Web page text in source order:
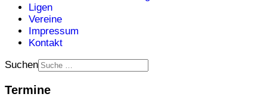
Ligen
Vereine
Impressum
Kontakt
Suchen
Termine